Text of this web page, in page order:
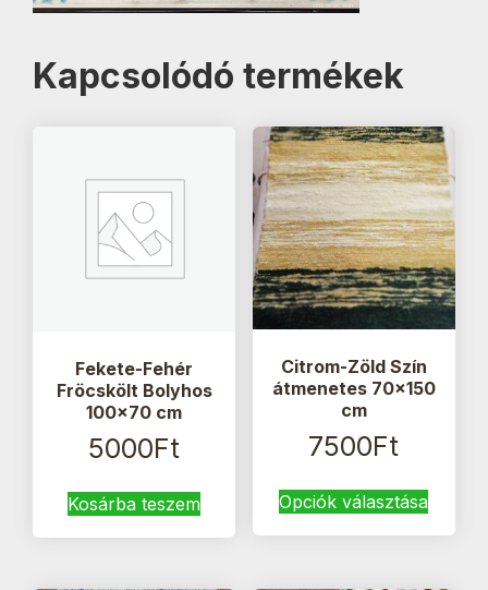
Kapcsolódó termékek
Fekete-Fehér
Fröcskölt Bolyhos
100×70 cm
5000Ft
Kosárba teszem
Citrom-Zöld Szín
átmenetes 70×150
cm
7500Ft
Opciók választásaa